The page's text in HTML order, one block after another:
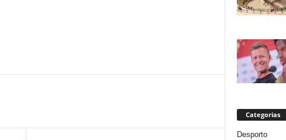
Categorias
Desporto